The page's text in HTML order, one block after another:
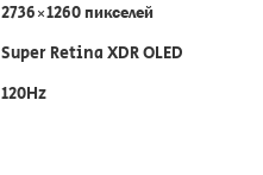
2736×1260 пикселей
Super Retina XDR OLED
120Hz